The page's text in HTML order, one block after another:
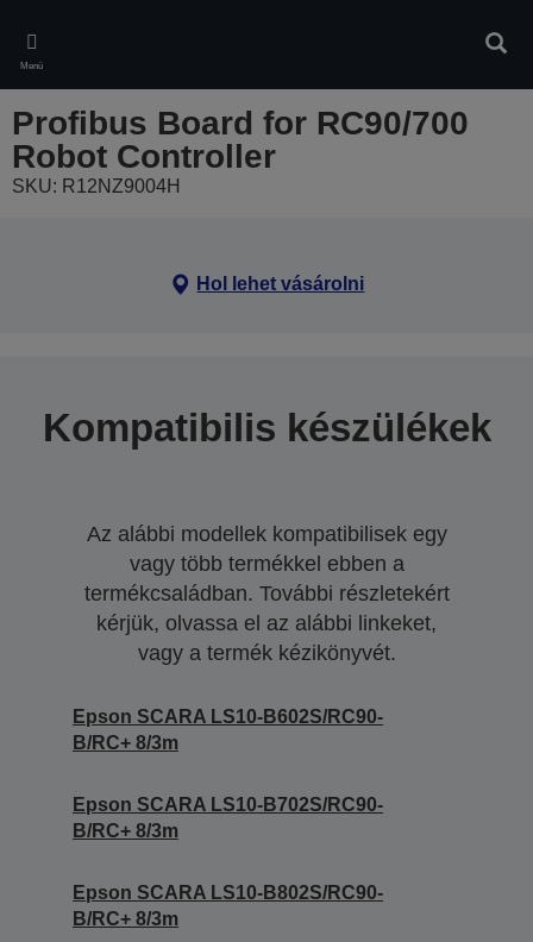
main
content
Menü
Profibus Board for RC90/700
Robot Controller
SKU: R12NZ9004H
Hol lehet vásárolni
Kompatibilis készülékek
Az alábbi modellek kompatibilisek egy
vagy több termékkel ebben a
termékcsaládban. További részletekért
kérjük, olvassa el az alábbi linkeket,
vagy a termék kézikönyvét.
Epson SCARA LS10-B602S/RC90-
B/RC+ 8/3m
Epson SCARA LS10-B702S/RC90-
B/RC+ 8/3m
Epson SCARA LS10-B802S/RC90-
B/RC+ 8/3m